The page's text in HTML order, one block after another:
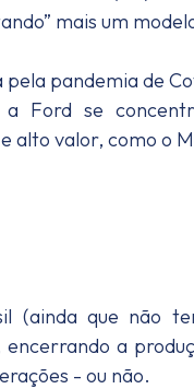
mais um
pandemia de
Ford se
alto valor, como o
(ainda que não
a
- ou não.